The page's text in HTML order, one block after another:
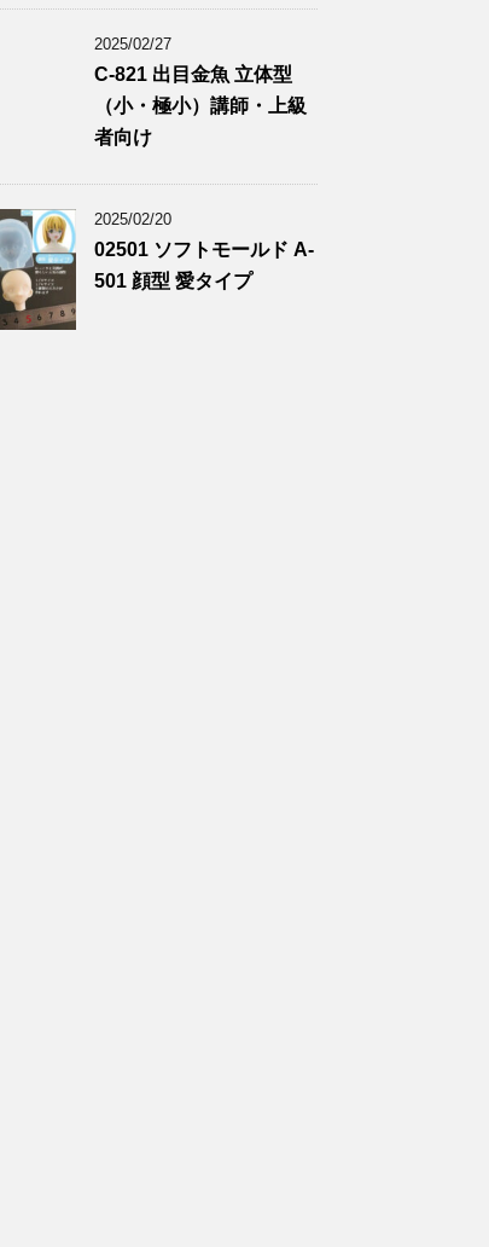
2025/02/27
C-821 出目金魚 立体型
（小・極小）講師・上級
者向け
2025/02/20
02501 ソフトモールド A-
501 顔型 愛タイプ